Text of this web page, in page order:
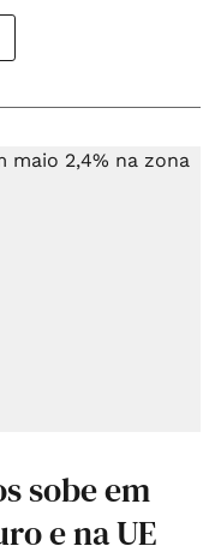
sobe em
e na UE